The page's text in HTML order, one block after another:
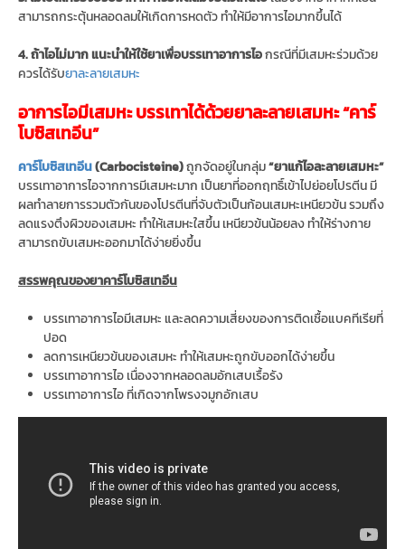
สามารถกระตุ้นหลอดลมให้เกิดการหดตัว ทำให้มีอาการไอมากขึ้นได้
4. ถ้าไอไม่มาก แนะนำให้ใช้ยาเพื่อบรรเทาอาการไอกรณีที่มีเสมหะร่วมด้วย
ควรได้รับยาละลายเสมหะ
อาการไอมีเสมหะ บรรเทาได้ด้วยยาละลายเสมหะ “คาร์
โบซิสเทอีน”
คาร์โบซิสเทอีน(Carbocisteine)ถูกจัดอยู่ในกลุ่ม“ยาแก้ไอละลายเสมหะ”
บรรเทาอาการไอจากการมีเสมหะมาก เป็นยาที่ออกฤทธิ์เข้าไปย่อยโปรตีน มี
ผลทำลายการรวมตัวกันของโปรตีนที่จับตัวเป็นก้อนเสมหะเหนียวข้น รวมถึง
ลดแรงตึงผิวของเสมหะ ทำให้เสมหะใสขึ้น เหนียวข้นน้อยลง ทำให้ร่างกาย
สามารถขับเสมหะออกมาได้ง่ายยิ่งขึ้น
สรรพคุณของยาคาร์โบซิสเทอีน
บรรเทาอาการไอมีเสมหะ และลดความเสี่ยงของการติดเชื้อแบคทีเรียที่
ปอด
ลดการเหนียวข้นของเสมหะ ทำให้เสมหะถูกขับออกได้ง่ายขึ้น
บรรเทาอาการไอ เนื่องจากหลอดลมอักเสบเรื้อรัง
บรรเทาอาการไอ ที่เกิดจากโพรงจมูกอักเสบ